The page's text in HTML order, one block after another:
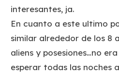
interesantes, ja.
En cuanto a este ultimo
similar alrededor de los 8
aliens y posesiones…no
esperar todas las noches